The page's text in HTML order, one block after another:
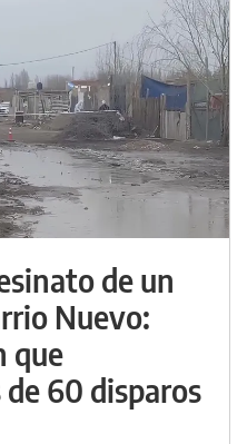
de un
Nuevo:
que
60 disparos